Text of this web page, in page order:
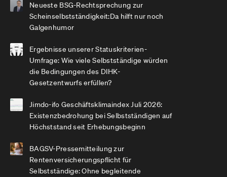
Neueste BSG-Rechtsprechung zur
Scheinselbstständigkeit:Da hilft nur noch
Galgenhumor
Ergebnisse unserer Statuskriterien-
Umfrage: Wie viele Selbstständige würden
die Bedingungen des DIHK-
Gesetzentwurfs erfüllen?
Jimdo-ifo Geschäftsklimaindex Juli 2026:
Existenzbedrohung bei Selbstständigen auf
Höchststand seit Erhebungsbeginn
BAGSV-Pressemitteilung zur
Rentenversicherungspflicht für
Selbstständige: Ohne begleitende